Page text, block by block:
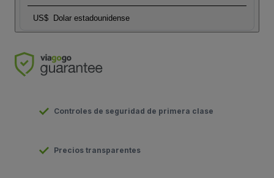
US$ Dolar estadounidense
Controles de seguridad de primera clase
Precios transparentes